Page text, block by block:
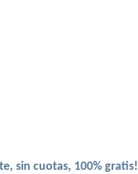
sin cuotas, 100% gratis!